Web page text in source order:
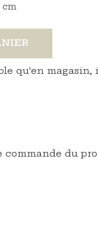
cm
qu'en magasin,
du